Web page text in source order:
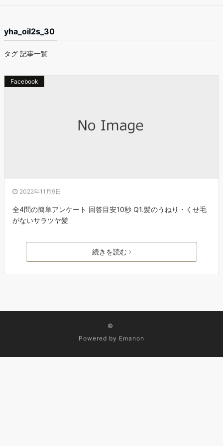
yha_oil2s_30
タグ 記事一覧
Facebook
2022年11月9日
全4問の簡単アンケート 回答目安10秒 Q1.髪のうねり・くせ毛
がないサラツヤ髪
続きを読む
©
Powered by Emanon